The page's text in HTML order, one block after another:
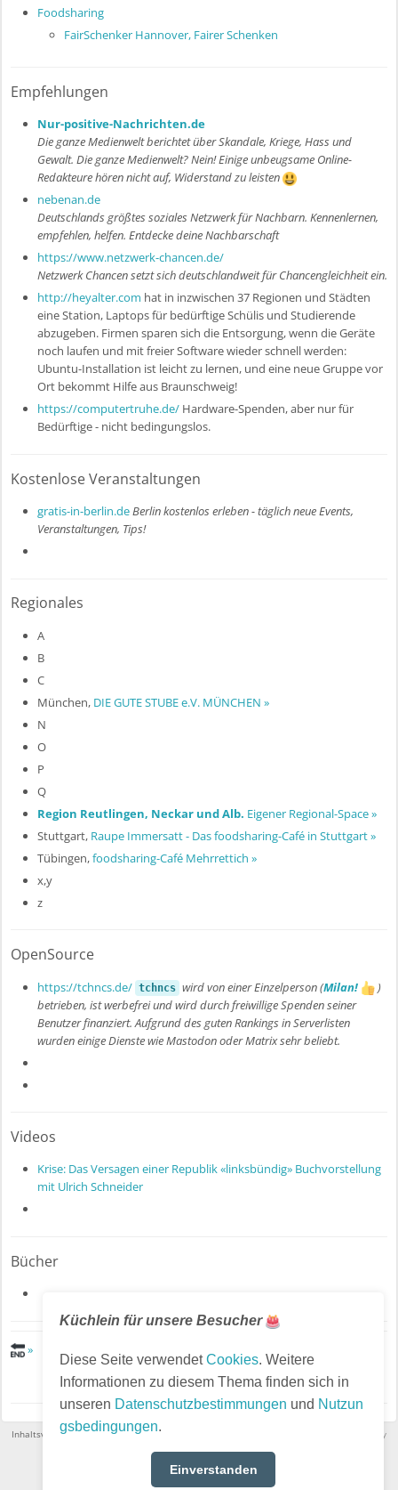
Küchlein für unsere Besucher
Diese Seite verwendetCookies. Weitere
Informationen zu diesem Thema finden sich in
unseren Datenschutzbestimmungen und Nutzun
gsbedingungen.
Einverstanden
Foodsharing
FairSchenker Hannover, Fairer Schenken
Empfehlungen
Nur-positive-Nachrichten.de
Die ganze Medienwelt berichtet über Skandale, Kriege, Hass und
Gewalt. Die ganze Medienwelt? Nein! Einige unbeugsame Online-
Redakteure hören nicht auf, Widerstand zu leisten
nebenan.de
Deutschlands größtes soziales Netzwerk für Nachbarn. Kennenlernen,
empfehlen, helfen. Entdecke deine Nachbarschaft
https://www.netzwerk-chancen.de/
Netzwerk Chancen setzt sich deutschlandweit für Chancengleichheit ein.
http://heyalter.com hat in inzwischen 37 Regionen und Städten
eine Station, Laptops für bedürftige Schülis und Studierende
abzugeben. Firmen sparen sich die Entsorgung, wenn die Geräte
noch laufen und mit freier Software wieder schnell werden:
Ubuntu-Installation ist leicht zu lernen, und eine neue Gruppe vor
Ort bekommt Hilfe aus Braunschweig!
https://computertruhe.de/ Hardware-Spenden, aber nur für
Bedürftige - nicht bedingungslos.
Kostenlose Veranstaltungen
gratis-in-berlin.deBerlin kostenlos erleben - täglich neue Events,
Veranstaltungen, Tips!
Regionales
A
B
C
München, DIE GUTE STUBE e.V. MÜNCHEN »
N
O
P
Q
Region Reutlingen, Neckar und Alb. Eigener Regional-Space »
Stuttgart, Raupe Immersatt - Das foodsharing-Café in Stuttgart »
Tübingen,foodsharing-Café Mehrrettich »
x,y
z
OpenSource
https://tchncs.de/ tchncs wird von einer Einzelperson (Milan!
)
betrieben, ist werbefrei und wird durch freiwillige Spenden seiner
Benutzer finanziert. Aufgrund des guten Rankings in Serverlisten
wurden einige Dienste wie Mastodon oder Matrix sehr beliebt.
Videos
Krise: Das Versagen einer Republik «linksbündig» Buchvorstellung
mit Ulrich Schneider
Bücher
»
Inhaltsverzeichnis·Impressum·
· Powered by
Choose language: English (US)